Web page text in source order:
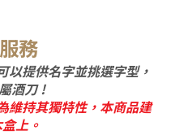
務
以提供名字並挑選字型，
酒刀 !
維持其獨特性，本商品建
上。